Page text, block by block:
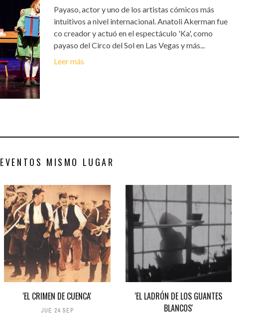
Payaso, actor y uno de los artistas cómicos más
intuitivos a nivel internacional. Anatoli Akerman fue
co creador y actuó en el espectáculo 'Ka', como
payaso del Circo del Sol en Las Vegas y más...
Leer más
EVENTOS MISMO LUGAR
'EL CRIMEN DE CUENCA'
JUE 24 SEP
'EL LADRÓN DE LOS GUANTES
BLANCOS'